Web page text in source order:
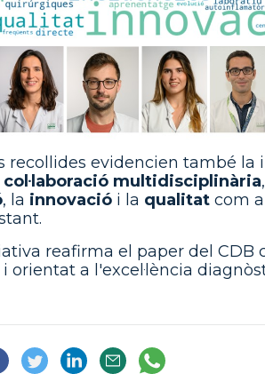
recollides evidencien també la
col·laboració multidisciplinària
, la innovació i la qualitat com
reafirma el paper del CDB
orientat a l'excel·lència